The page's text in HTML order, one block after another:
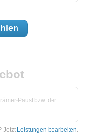
Paust bzw. der
Jetzt Leistungen bearbeiten.